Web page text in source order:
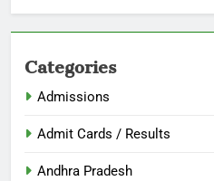
Categories
Admissions
Admit Cards / Results
Andhra Pradesh